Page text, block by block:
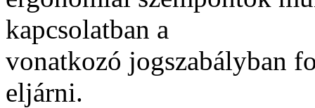
kapcsolatban a
vonatkozó jogszabályban
eljárni.